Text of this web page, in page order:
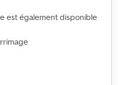
est également disponible